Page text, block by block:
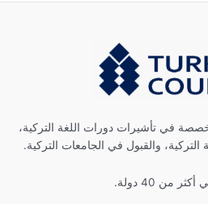
في تأشيرات دورات اللغة التركية،
التركية، والقبول في الجامعات التركية.
من 40 دولة.